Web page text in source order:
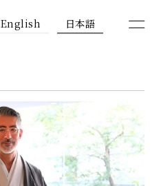
English 日本語